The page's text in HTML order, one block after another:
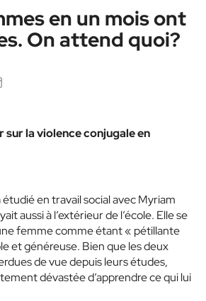
en un mois ont
On attend quoi?
sur la violence conjugale en
en travail social avec Myriam
aussi à l’extérieur de l’école. Elle se
femme comme étant « pétillante
et généreuse. Bien que les deux
de vue depuis leurs études,
dévastée d’apprendre ce qui lui